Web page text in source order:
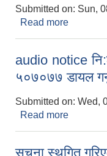
Submitted on: Sun,
Read more
audio notice
५०७०७७ डायल
Submitted on: Wed,
Read more
सूचना स्थगित